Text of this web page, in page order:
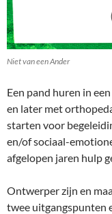
Niet van een Ander
Een pand huren in
en later met
starten voor
en/of sociaal-
afgelopen jaren hulp
Ontwerper zijn en
twee uitgangspunten